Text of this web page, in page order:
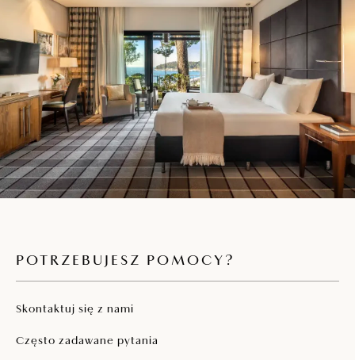
POTRZEBUJESZ POMOCY?
Skontaktuj się z nami
Często zadawane pytania